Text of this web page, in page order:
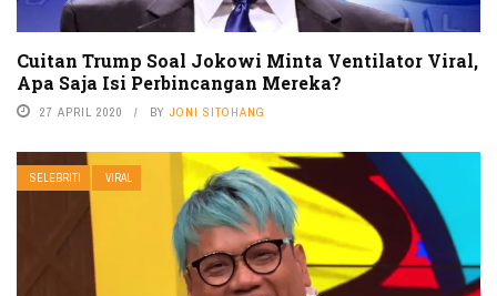
Cuitan Trump Soal Jokowi Minta Ventilator Viral,
Apa Saja Isi Perbincangan Mereka?
27 APRIL 2020 BY JONI SITOHANG
SELEBRITI VIRAL